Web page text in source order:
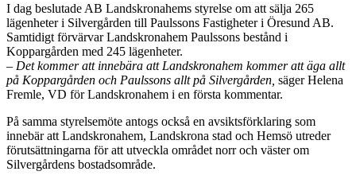
I dag beslutade AB Landskronahems styrelse om att sälja 265
lägenheter i Silvergården till Paulssons Fastigheter i Öresund AB.
Samtidigt förvärvar Landskronahem Paulssons bestånd i
Koppargården med 245 lägenheter.
– Det kommer att innebära att Landskronahem kommer att äga allt
på Koppargården och Paulssons allt på Silvergården, säger Helena
Fremle, VD för Landskronahem i en första kommentar.
På samma styrelsemöte antogs också en avsiktsförklaring som
innebär att Landskronahem, Landskrona stad och Hemsö utreder
förutsättningarna för att utveckla området norr och väster om
Silvergårdens bostadsområde.